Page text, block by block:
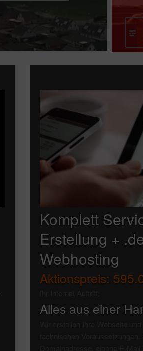
Komplett
Erstellung +
Webhosting
Aktionspreis:
Alles aus einer